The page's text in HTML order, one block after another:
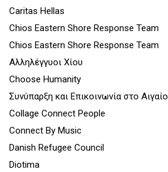
Caritas Hellas
Chios Eastern Shore Response Team
Chios Eastern Shore Response Team
Αλληλέγγυοι Χίου
Choose Humanity
Συνύπαρξη και Επικοινωνία στο Αιγαίο
Collage Connect People
Connect By Music
Danish Refugee Council
Diotima